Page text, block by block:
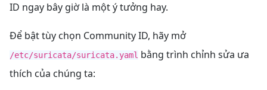
ID ngay bây giờ là một ý tưởng hay.
Để bật tùy chọn Community ID, hãy mở
/etc/suricata/suricata.yaml bằng trình chỉnh sửa ưa
thích của chúng ta: